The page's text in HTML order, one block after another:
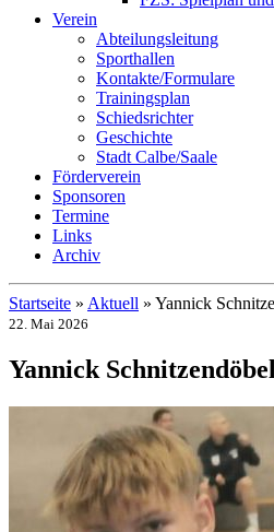
Verein
Abteilungsleitung
Sporthallen
Kontakte/Formulare
Trainingsplan
Schiedsrichter
Geschichte
Stadt Calbe/Saale
Förderverein
Sponsoren
Termine
Links
Archiv
Startseite » Aktuell » Yannick
22. Mai 2026
Yannick